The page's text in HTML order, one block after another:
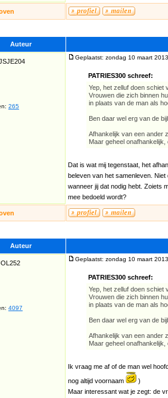
Auteur
265
Geplaatst: zondag 10 maart
PATRIES300 schreef:
Yep, het zelluf doen schiet
Vrouwen die zich binnen
in plaats van de man als
Ben daar wel erg van de
Afhankelijk van een ander
Maar geheel onafhankelijk,
Dat is wat mij tegenstaat, het
beleven van het samenleven. Niet
wanneer jij dat nodig hebt. Zoiets
mee bedoeld wordt?
Auteur
4097
Geplaatst: zondag 10 maart
PATRIES300 schreef:
Yep, het zelluf doen schiet
Vrouwen die zich binnen
in plaats van de man als
Ben daar wel erg van de
Afhankelijk van een ander
Maar geheel onafhankelijk,
Ik vraag me af of de man wel
nog altijd voornaam
)
Maar interessant wat je zegt: de